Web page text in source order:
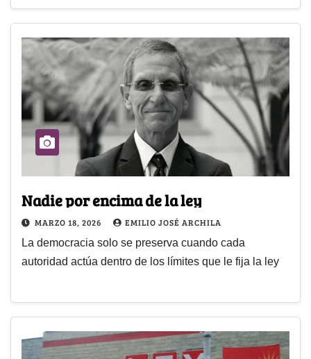
Nadie por encima de la ley
MARZO 18, 2026 EMILIO JOSÉ ARCHILA
La democracia solo se preserva cuando cada
autoridad actúa dentro de los límites que le fija la ley